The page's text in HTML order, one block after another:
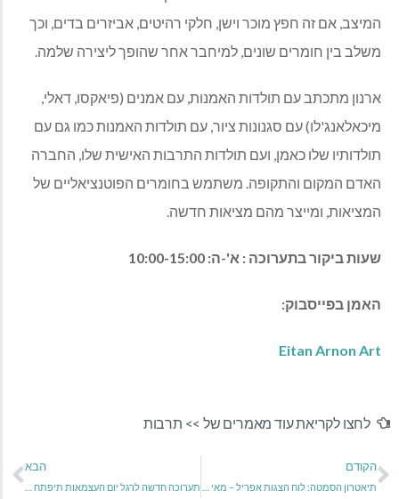
המיצב, אם זה חפץ מוכר וישן, חלקי רהיטים, אביזרים בדים, וכך
משלב בין חומרים שונים, למיחבר אחר שהופך ליצירה שלמה.
ארנון מתכתב עם תולדות האמנות, עם אמנים (פיאקסו, דאלי,
מיכאלאנג'לו) עם סגנונות ציור, עם תולדות האמנות כמו גם עם
תולדותיו שלו כאמן, ועם תולדות התרבות האישית שלו, החברה
האדם המקום והתקופה. משתמש בחומרים הפוטנציאליים של
המציאות, ומייצר מהם מציאות חדשה.
שעות ביקור בתערוכה : א'-ה:
האמן בפייסבוק:
Eitan Arnon Art
לחצו לקריאת עוד מאמרים של >> תרבות
הקודם הבא